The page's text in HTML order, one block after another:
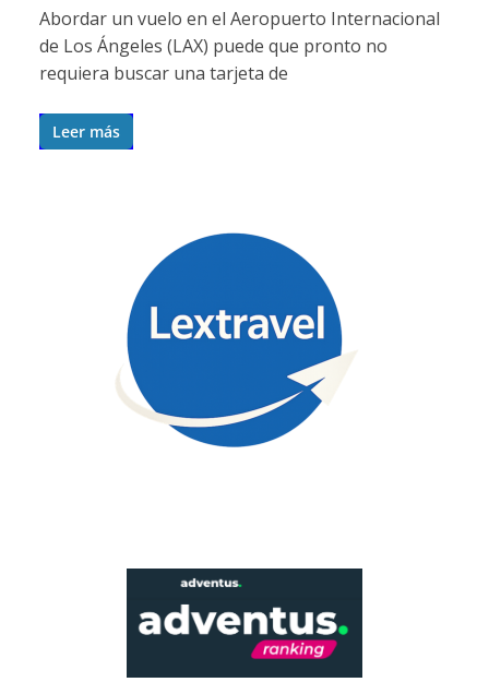
Abordar un vuelo en el Aeropuerto Internacional
de Los Ángeles (LAX) puede que pronto no
requiera buscar una tarjeta de
Leer más